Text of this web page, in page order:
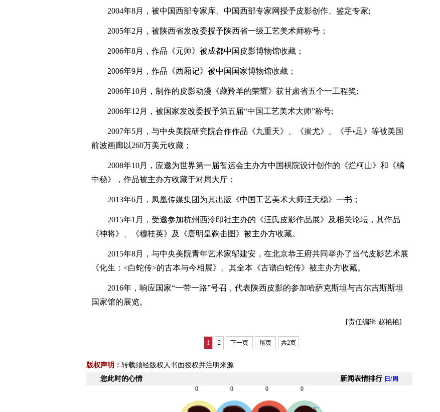
2004年8月，被中国西部专家库、中国西部专家网授予皮影创作、鉴定专家;
2005年2月，被陕西省发改委授予陕西省一级工艺美术师称号；
2006年8月，作品《元帅》被成都中国皮影博物馆收藏；
2006年9月，作品《西厢记》被中国国家博物馆收藏；
2006年10月，制作的皮影动漫《藏羚羊的荣耀》获甘肃省五个一工程奖;
2006年12月，被国家发改委授予第五届“中国工艺美术大师”称号;
2007年5月，与中央美院研究院合作作品《九重天》、《蚩尤》、《手•足》等被美国
前波画廊以260万美元收藏；
2008年10月，应邀为世界第一届智运会主办方中国棋院设计创作的《烂柯山》和《橘
中秘》，作品被主办方收藏于对局大厅；
2013年6月，凤凰传媒集团为其出版《中国工艺美术大师汪天稳》一书；
2015年1月，受邀参加杭州西泠印社主办的《汪氏皮影作品展》及相关论坛，其作品
《神将》、《穆桂英》及《唐明皇鞠击图》被主办方收藏。
2015年8月，与中央美院青年艺术家邬建安，在北京恭王府共同举办了当代皮影艺术展
《化生：<白蛇传>的古本与今相展》。其全本《古谱白蛇传》被主办方收藏。
2016年，响应国家“一带一路”号召，代表陕西皮影的参加哈萨克斯坦与吉尔吉斯斯坦
国家馆的展览。
[责任编辑:赵艳艳]
1 2 下一页 尾页 共2页
版权声明： 转载须经版权人书面授权并注明来源
您此时的心情
新闻表情排行 日 /周
0
0 0 0